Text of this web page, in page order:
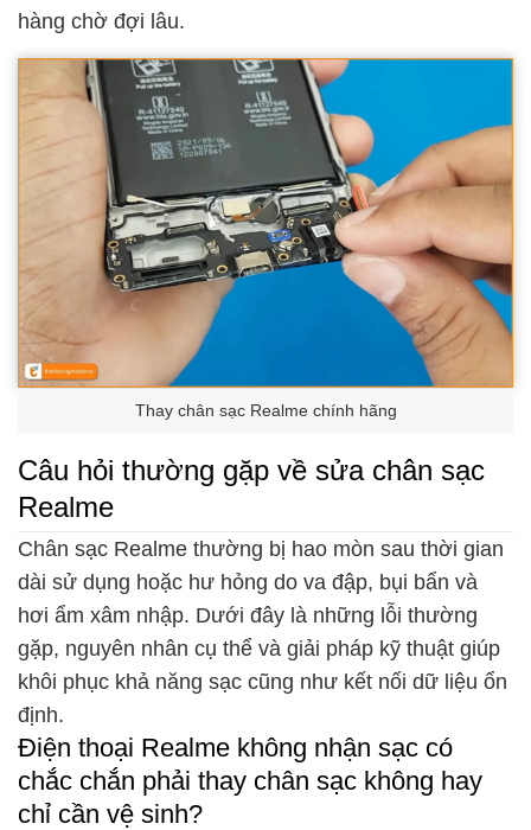
hàng chờ đợi lâu.
Thay chân sạc Realme chính hãng
Câu hỏi thường gặp về sửa chân sạc
Realme
Chân sạc Realme thường bị hao mòn sau thời gian
dài sử dụng hoặc hư hỏng do va đập, bụi bẩn và
hơi ẩm xâm nhập. Dưới đây là những lỗi thường
gặp, nguyên nhân cụ thể và giải pháp kỹ thuật giúp
khôi phục khả năng sạc cũng như kết nối dữ liệu ổn
định.
Điện thoại Realme không nhận sạc có
chắc chắn phải thay chân sạc không hay
chỉ cần vệ sinh?